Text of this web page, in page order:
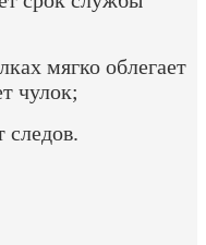
мягко облегает
чулок;
следов.